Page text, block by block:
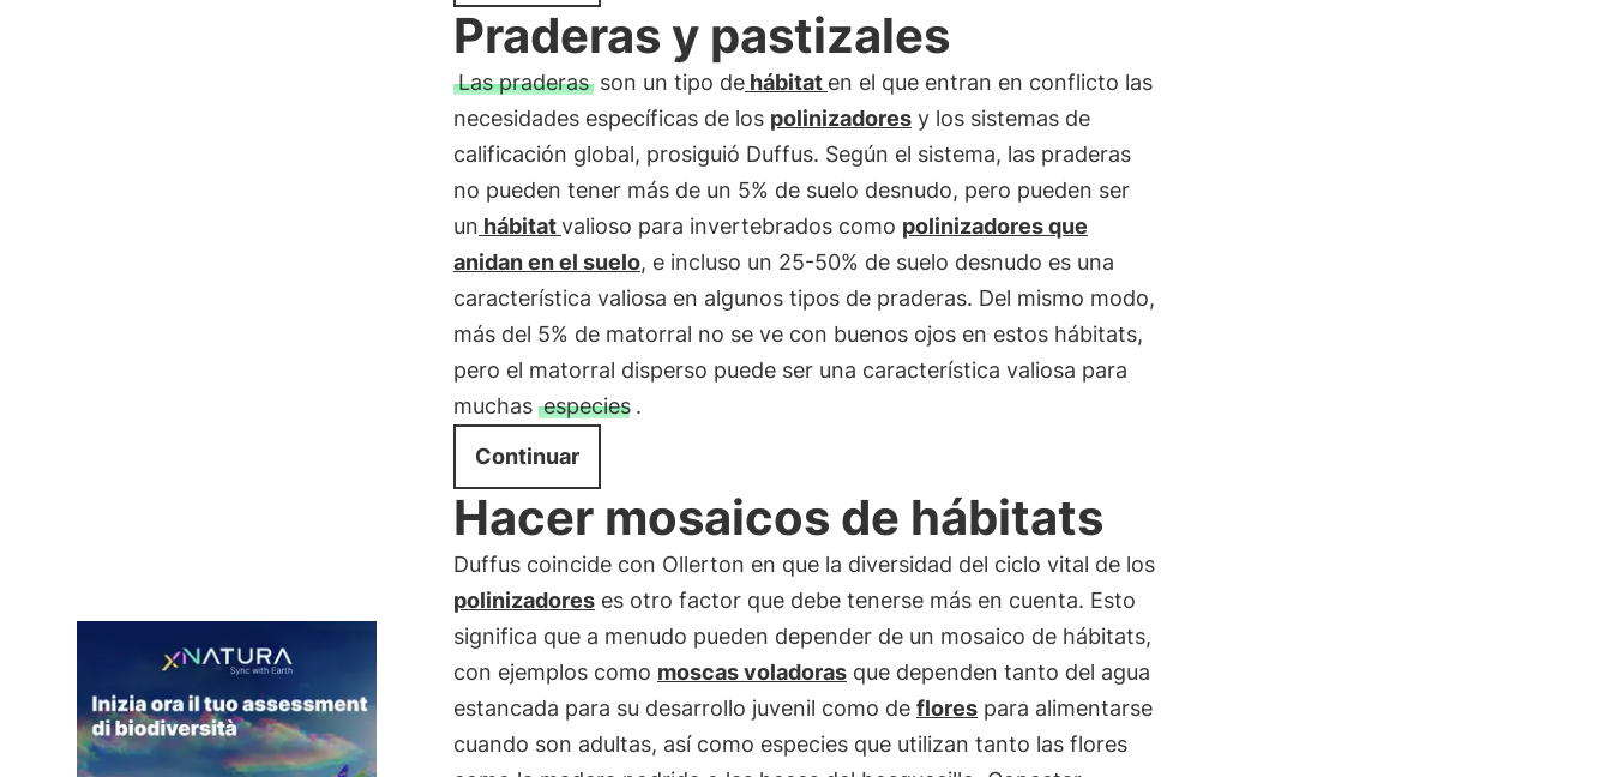
Praderas y pastizales
Las praderasson un tipo dehábitat en el que entran en conflicto las
necesidades específicas de los polinizadoresy los sistemas de
calificación global, prosiguió Duffus. Según el sistema, las praderas
no pueden tener más de un 5% de suelo desnudo, pero pueden ser
un hábitatvalioso para invertebrados como polinizadores que
anidan en el suelo, e incluso un 25-50% de suelo desnudo es una
característica valiosa en algunos tipos de praderas. Del mismo modo,
más del 5% de matorral no se ve con buenos ojos en estos hábitats,
pero el matorral disperso puede ser una característica valiosa para
muchas especies .
Continuar
Hacer mosaicos de hábitats
Duffus coincide con Ollerton en que la diversidad del ciclo vital de los
polinizadoreses otro factor que debe tenerse más en cuenta. Esto
significa que a menudo pueden depender de un mosaico de hábitats,
con ejemplos como moscas voladorasque dependen tanto del agua
estancada para su desarrollo juvenil como de florespara alimentarse
cuando son adultas, así como especies que utilizan tanto las flores